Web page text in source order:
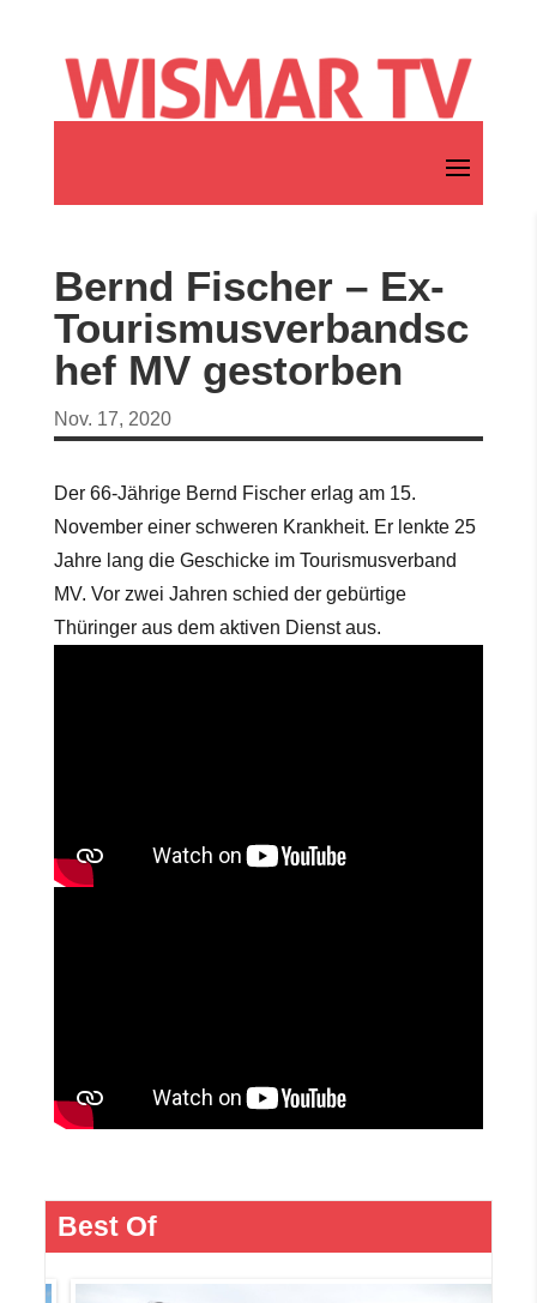
Bernd Fischer – Ex-
Tourismusverbandsc
hef MV gestorben
Nov. 17, 2020
Der 66-Jährige Bernd Fischer erlag am 15.
November einer schweren Krankheit. Er lenkte 25
Jahre lang die Geschicke im Tourismusverband
MV. Vor zwei Jahren schied der gebürtige
Thüringer aus dem aktiven Dienst aus.
Best Of